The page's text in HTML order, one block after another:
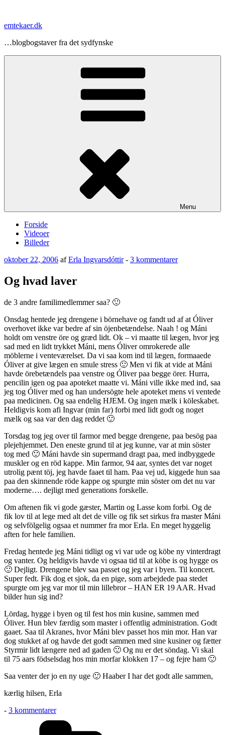
indhold
emtekaer.dk
…blogbogstaver fra det sydfynske
Menu
Forside
Videoer
Billeder
Udgivet
oktober 22, 2006 afErla Ingvarsdóttir- 3 kommentarertil
Og hvad laver
de 3 andre familimedlemmer saa? 🙂
Onsdag hentede jeg drengene i börnehave og fandt ud af at Óliver
overhovet ikke var bedre af sin öjenbetændelse. Naah ! og Máni
holdt om venstre öre og græd lidt. Ok – vi maatte til lægen, hvor jeg
sad med en lidt trykket Máni, mens Óliver omrokerede alle
möblerne i venteværelset. Da vi saa kom ind til lægen, formaaede
Óliver at give lægen en smule stress 🙂 Men vi fik at vide at Máni
havde örebetændels paa venstre og Óliver paa begge örer. Hurra,
pencilin igen og paa apoteket maatte vi. Máni ville ikke med ind, saa
jeg tog Óliver med og han undersögte hele apoteket mens vi ventede
paa medicinen. Og saa endelig HJEM. Og ingen mælk i köleskabet.
Heldigvis kom afi Ingvar (min far) forbi med lidt godt og noget
mælk og saa var den dag reddet 🙂
Torsdag tog jeg over til farmor med begge drengene, paa besög paa
plejehjemmet. Den eneste grund til at jeg kunne, var at min söster
tog med 🙂 Máni havde sin supermand dragt paa, med indbyggede
muskler og en röd kappe. Min farmor, 94 aar, syntes det var noget
utrolig pænt töj, jeg havde faaet til ham. Paa vej ud, kiggede hun saa
paa den skinnende röde kappe og spurgte min söster om det nu var
moderne…. dejligt med generations forskelle.
Om aftenen fik vi gode gæster, Martin og Lasse kom forbi. Og de
fik lov til at lege med alt det de ville og fik set sirkus fra master Máni
og selvfölgelig ogsaa et nummer fra mor Erla. En meget hyggelig
aften for hele familien.
Fredag hentede jeg Máni tidligt og vi var ude og köbe ny vinterdragt
og vanter. Og heldigvis havde vi ogsaa tid til at köbe is og hygge os
🙂 Dejligt. Drengene blev saa passet og jeg var i byen. Til koncert.
Super fedt. Fik dog et sjok, da en pige, som arbejdede paa stedet
spurgte om jeg var mor til min lillebror – HAN ER 19 AAR. Hvad
bilder hun sig ind?
Lördag, hygge i byen og til fest hos min kusine, sammen med
Óliver. Hun blev færdig som master i offentlig administration. Godt
gaaet. Saa til Akranes, hvor Máni blev passet hos min mor. Han var
dog stukket af og havde det godt sammen med sine kusiner og fætter
Styrmir lidt længere ned ad gaden 🙂 Og nu er det söndag. Vi skal
til 75 aars födselsdag hos min morfar klokken 17 – og fejre ham 🙂
Saa venter der jo en ny uge 🙂 Haaber I har det godt alle sammen,
kærlig hilsen, Erla
- 3 kommentarertil
Og
hvad